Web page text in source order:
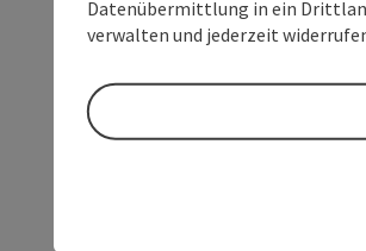
Datenübermittlung in ein
verwalten und jederzeit